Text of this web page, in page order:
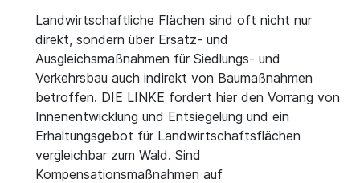
Landwirtschaftliche Flächen sind oft nicht nur
direkt, sondern über Ersatz- und
Ausgleichsmaßnahmen für Siedlungs- und
Verkehrsbau auch indirekt von Baumaßnahmen
betroffen. DIE LINKE fordert hier den Vorrang von
Innenentwicklung und Entsiegelung und ein
Erhaltungsgebot für Landwirtschaftsflächen
vergleichbar zum Wald. Sind
Kompensationsmaßnahmen auf